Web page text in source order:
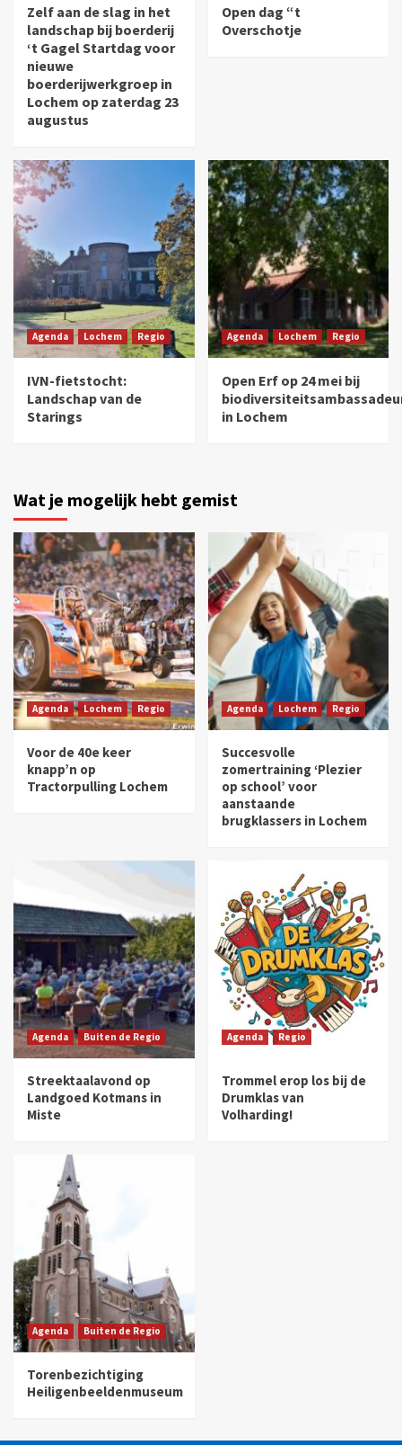
Zelf aan de slag in het
landschap bij boerderij
‘t Gagel Startdag voor
nieuwe
boerderijwerkgroep in
Lochem op zaterdag 23
augustus
Open dag “t
Overschotje
Agenda Lochem Regio
IVN-fietstocht:
Landschap van de
Starings
Agenda Lochem Regio
Open Erf op 24 mei bij
in Lochem
Wat je mogelijk hebt gemist
Agenda Lochem Regio
Voor de 40e keer
knapp’n op
Tractorpulling Lochem
Agenda Lochem Regio
Succesvolle
zomertraining ‘Plezier
op school’ voor
aanstaande
brugklassers in Lochem
Agenda Buiten de Regio
Streektaalavond op
Landgoed Kotmans in
Miste
Agenda Regio
Trommel erop los bij de
Drumklas van
Volharding!
Agenda Buiten de Regio
Torenbezichtiging
Heiligenbeeldenmuseum